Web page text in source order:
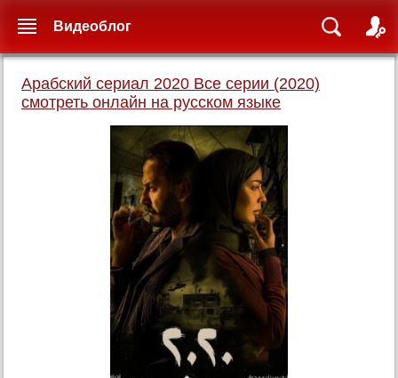
Арабский сериал 2020 Все серии (2020)
смотреть онлайн на русском языке
Видеоблог